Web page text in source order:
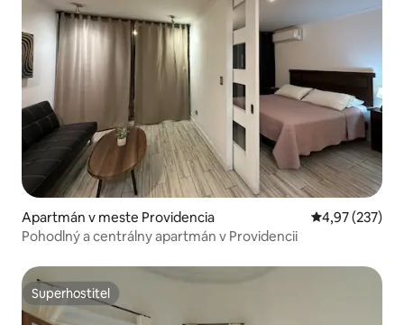
Apartmán v meste Providencia Priemerné
4,97 (237)
Pohodlný a centrálny apartmán v Providencii
Superhostiteľ
Superhostiteľ